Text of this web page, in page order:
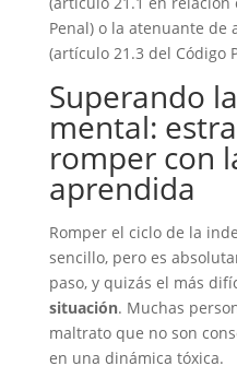
Penal) o la atenuante de
(artículo 21.3 del Código
Superando
mental:
romper con
aprendida
Romper el ciclo de la
sencillo, pero es
paso, y quizás el más
situación. Muchas
maltrato que no son
en una dinámica tóxica.